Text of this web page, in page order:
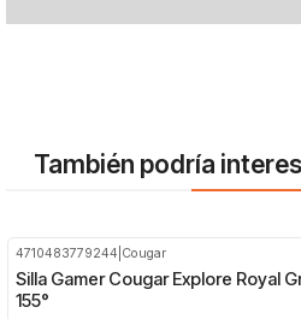
También podría
4710483779244 Cougar
Silla Gamer Cougar Explore Royal
155°